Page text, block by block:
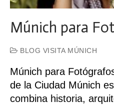
Múnich para
BLOG VISITA MÚNICH
Múnich para
de la Ciudad Múnich
combina historia,